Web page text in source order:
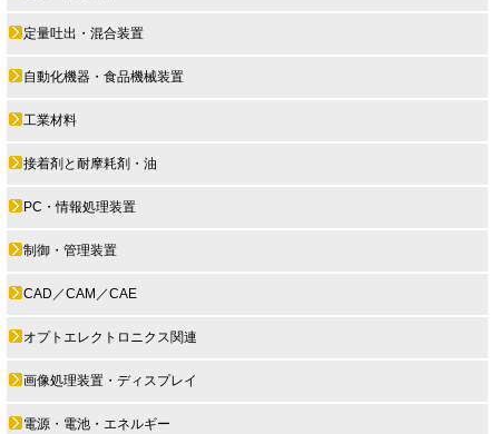
定量吐出・混合装置
自動化機器・食品機械装置
工業材料
接着剤と耐摩耗剤・油
PC・情報処理装置
制御・管理装置
CAD／CAM／CAE
オプトエレクトロニクス関連
画像処理装置・ディスプレイ
電源・電池・エネルギー